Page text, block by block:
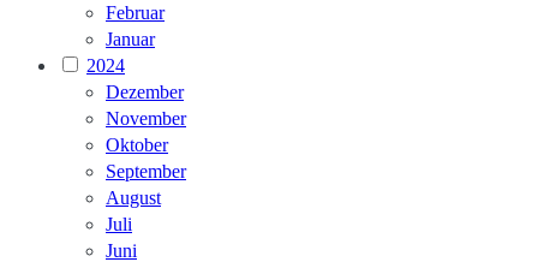
Februar
Januar
2024
Dezember
November
Oktober
September
August
Juli
Juni